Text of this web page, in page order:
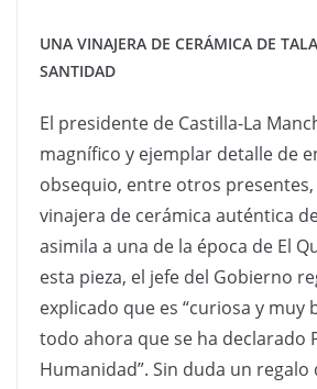
UNA VINAJERA DE CERÁMICA DE
SANTIDAD
El presidente de Castilla-La
magnífico y ejemplar detalle de
obsequio, entre otros
vinajera de cerámica auténtica
asimila a una de la época de El
esta pieza, el jefe del Gobierno
explicado que es “curiosa y muy
todo ahora que se ha declarado
Humanidad”. Sin duda un regalo